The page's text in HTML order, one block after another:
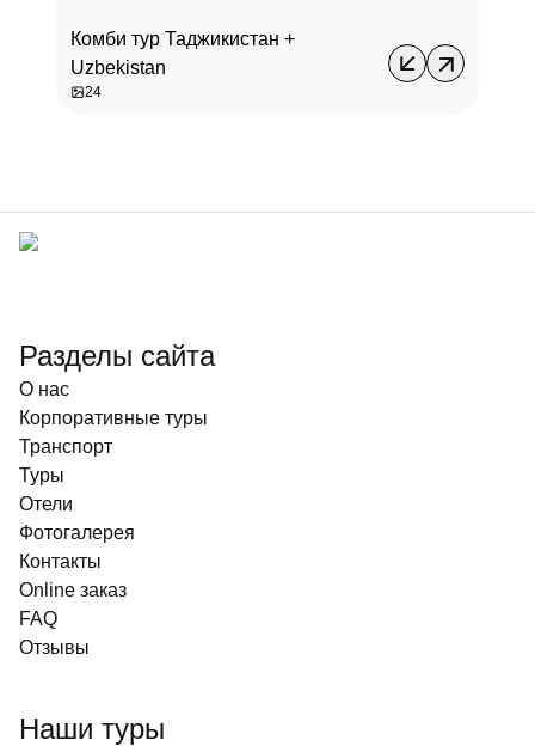
Комби тур Таджикистан +
Uzbekistan
24
Разделы сайта
О нас
Корпоративные туры
Транспорт
Туры
Отели
Фотогалерея
Контакты
Online заказ
FAQ
Отзывы
Наши туры